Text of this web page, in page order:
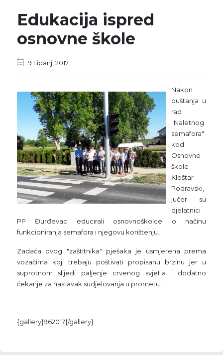
Edukacija ispred
osnovne škole
9 Lipanj, 2017
Nakon
puštanja u
rad
"Naletnog
semafora"
kod
Osnovne
škole
Kloštar
Podravski,
jučer su
djelatnici
PP Đurđevac educirali osnovnoškolce o načinu
funkcioniranja semafora i njegovu korištenju.
Zadaća ovog "zaštitnika" pješaka je usmjerena prema
vozačima koji trebaju poštivati propisanu brzinu jer u
suprotnom slijedi paljenje crvenog svjetla i dodatno
čekanje za nastavak sudjelovanja u prometu.
{gallery}962017{/gallery}